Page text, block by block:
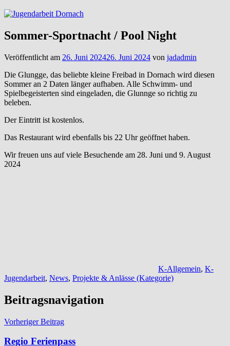
Sommer-Sportnacht / Pool Night
Veröffentlicht am 26. Juni 202426. Juni 2024 von jadadmin
Die Glungge, das beliebte kleine Freibad in Dornach wird diesen
Sommer an 2 Daten länger aufhaben. Alle Schwimm- und
Spielbegeisterten sind eingeladen, die Glunnge so richtig zu
beleben.
Der Eintritt ist kostenlos.
Das Restaurant wird ebenfalls bis 22 Uhr geöffnet haben.
Wir freuen uns auf viele Besuchende am 28. Juni und 9. August
2024
K-Allgemein, K-
Jugendarbeit, News, Projekte & Anlässe (Kategorie)
Beitragsnavigation
Vorheriger Beitrag
Regio Ferienpass